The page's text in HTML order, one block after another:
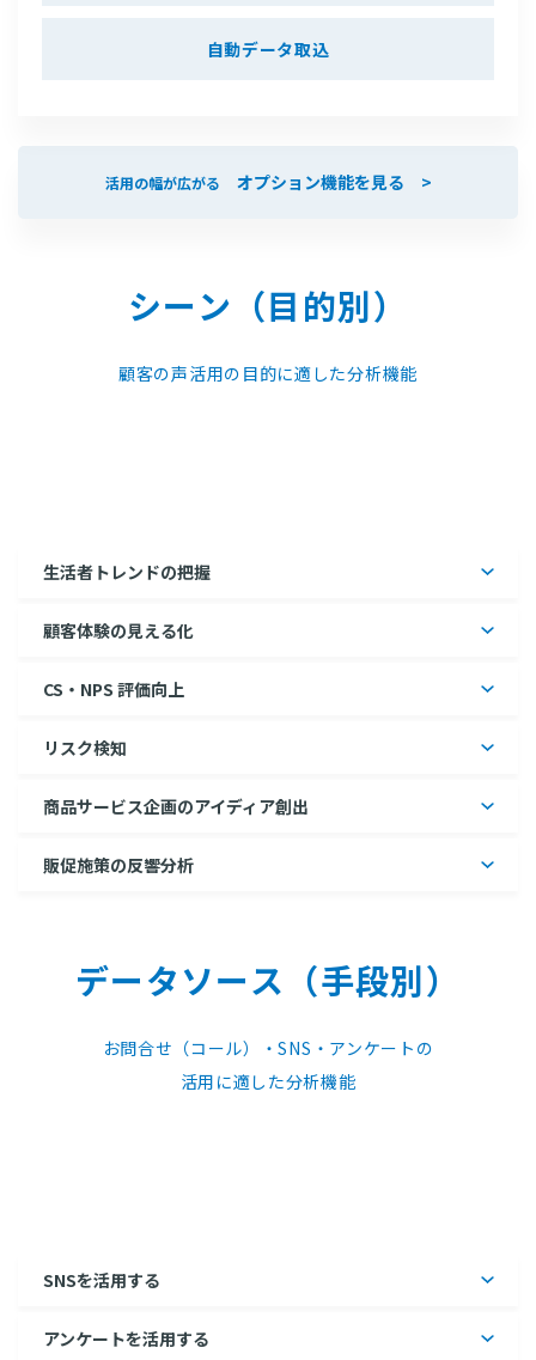
自動データ取込
活用の幅が広がる オプション機能を見る >
シーン（目的別）
顧客の声活用の目的に適した分析機能
⽣活者トレンドの把握
顧客体験の⾒える化
CS・NPS 評価向上
リスク検知
商品サービス企画のアイディア創出
販促施策の反響分析
データソース（手段別）
お問合せ（コール）・SNS・アンケートの
活用に適した分析機能
SNSを活用する
アンケートを活用する